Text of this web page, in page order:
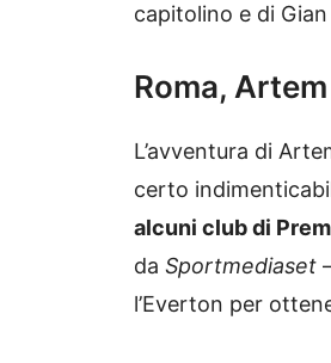
capitolino e di
Roma,
L’avventura di
certo
alcuni club di
da Sportmediaset
l’Everton per